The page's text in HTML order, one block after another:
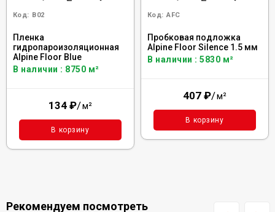
Код: B02
Пленка
гидропароизоляционная
Alpine Floor Blue
В наличии : 8750 м²
134 ₽/м²
В корзину
Код: AFC
Пробковая подложка
Alpine Floor Silence 1.5 мм
В наличии : 5830 м²
407 ₽/м²
В корзину
Рекомендуем посмотреть